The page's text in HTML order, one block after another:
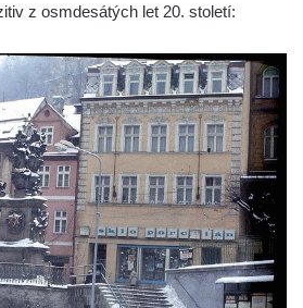
z osmdesátých let 20. století: